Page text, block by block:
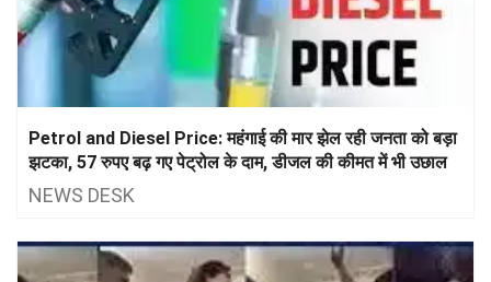
Petrol and Diesel Price: महंगाई की मार झेल रही जनता को बड़ा
झटका, 57 रुपए बढ़ गए पेट्रोल के दाम, डीजल की कीमत में भी उछाल
NEWS DESK